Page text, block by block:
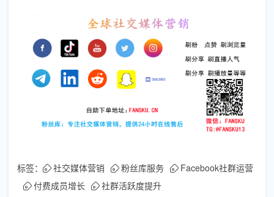
标签： 社交媒体营销 粉丝库服务
Facebook社群运营
付费成员增长
社群活跃度提升